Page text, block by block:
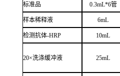
标准品 0.3mL*6管
样本稀释液 6mL
检测抗体-HRP 10mL
20×洗涤缓冲液 25mL